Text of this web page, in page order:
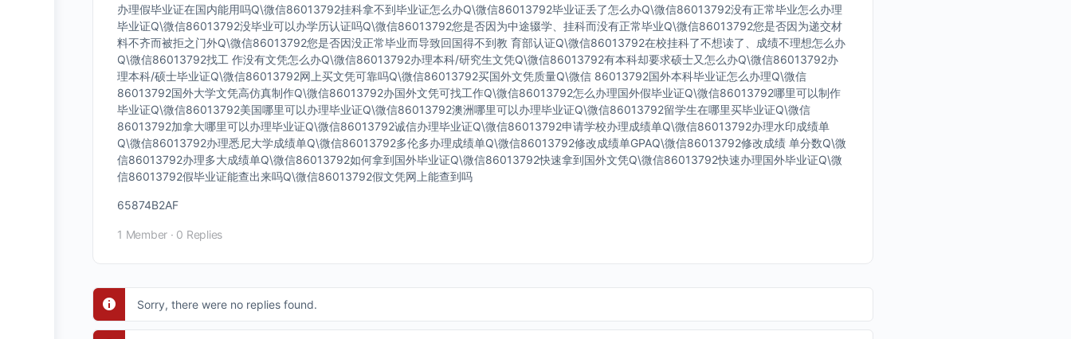
办理假毕业证在国内能用吗Q\微信86013792挂科拿不到毕业证怎么办Q\微信86013792毕业证丢了怎么办Q\微信86013792没有正常毕业怎么办理
毕业证Q\微信86013792没毕业可以办学历认证吗Q\微信86013792您是否因为中途辍学、挂科而没有正常毕业Q\微信86013792您是否因为递交材
料不齐而被拒之门外Q\微信86013792您是否因没正常毕业而导致回国得不到教 育部认证Q\微信86013792在校挂科了不想读了、成绩不理想怎么办
Q\微信86013792找工 作没有文凭怎么办Q\微信86013792办理本科/研究生文凭Q\微信86013792有本科却要求硕士又怎么办Q\微信86013792办
理本科/硕士毕业证Q\微信86013792网上买文凭可靠吗Q\微信86013792买国外文凭质量Q\微信 86013792国外本科毕业证怎么办理Q\微信
86013792国外大学文凭高仿真制作Q\微信86013792办国外文凭可找工作Q\微信86013792怎么办理国外假毕业证Q\微信86013792哪里可以制作
毕业证Q\微信86013792美国哪里可以办理毕业证Q\微信86013792澳洲哪里可以办理毕业证Q\微信86013792留学生在哪里买毕业证Q\微信
86013792加拿大哪里可以办理毕业证Q\微信86013792诚信办理毕业证Q\微信86013792申请学校办理成绩单Q\微信86013792办理水印成绩单
Q\微信86013792办理悉尼大学成绩单Q\微信86013792多伦多办理成绩单Q\微信86013792修改成绩单GPAQ\微信86013792修改成绩 单分数Q\微
信86013792办理多大成绩单Q\微信86013792如何拿到国外毕业证Q\微信86013792快速拿到国外文凭Q\微信86013792快速办理国外毕业证Q\微
信86013792假毕业证能查出来吗Q\微信86013792假文凭网上能查到吗
65874B2AF
1 Member · 0 Replies
Sorry, there were no replies found.